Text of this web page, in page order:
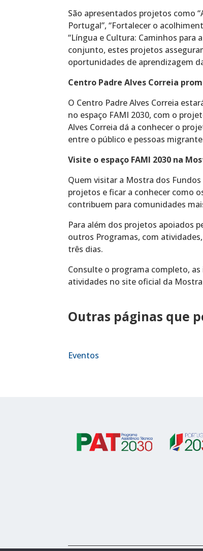
São apresentados projetos como
Portugal”, “Fortalecer o
“Língua e Cultura: Caminhos para
conjunto, estes projetos
oportunidades de aprendizagem
Centro Padre Alves Correia
O Centro Padre Alves Correia
no espaço FAMI 2030, com o
Alves Correia dá a conhecer o
entre o público e pessoas
Visite o espaço FAMI 2030 na
Quem visitar a Mostra dos Fundos
projetos e ficar a conhecer como
contribuem para comunidades
Para além dos projetos apoiados
outros Programas, com
três dias.
Consulte o programa completo,
atividades no site oficial da
Outras páginas que
Eventos